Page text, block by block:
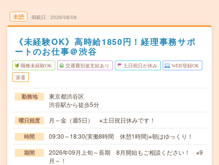
未読 掲載日 2026/08/09
《未経験OK》高時給1850円！経理事務サポ
ートのお仕事＠渋谷
職種未経験OK 交通費別途支給あり 土日祝日が休み WEB登録OK
派遣
勤務地
東京都渋谷区
渋谷駅から徒歩5分
曜日頻度 月～金（週5日） ※土日祝日休みです！
時間 09:30～18:30(実働8時間 休憩1時間)※朝はゆっくり！
期間
2026年09月上旬～長期 8月開始もご相談ください！ ※9
月～！